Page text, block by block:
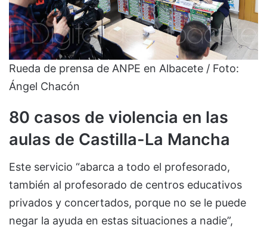
Rueda de prensa de ANPE en Albacete / Foto:
Ángel Chacón
80 casos de violencia en las
aulas de Castilla-La Mancha
Este servicio “abarca a todo el profesorado,
también al profesorado de centros educativos
privados y concertados, porque no se le puede
negar la ayuda en estas situaciones a nadie”,